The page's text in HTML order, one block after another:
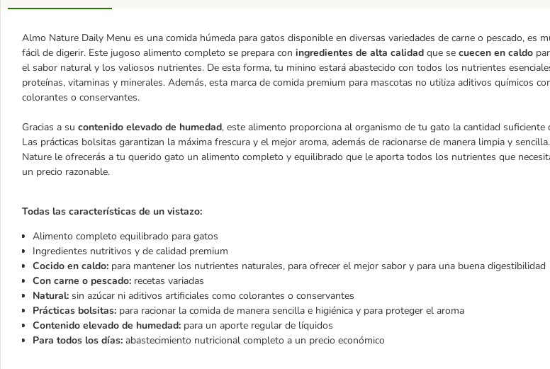
Almo Nature Daily Menu es una comida húmeda para gatos disponible en diversas variedades de carne o pescado, es
fácil de digerir. Este jugoso alimento completo se prepara con ingredientes de alta calidad que se cuecen en caldo
el sabor natural y los valiosos nutrientes. De esta forma, tu minino estará abastecido con todos los nutrientes
proteínas, vitaminas y minerales. Además, esta marca de comida premium para mascotas no utiliza aditivos químicos
colorantes o conservantes.
Gracias a su contenido elevado de humedad, este alimento proporciona al organismo de tu gato la cantidad suficiente
Las prácticas bolsitas garantizan la máxima frescura y el mejor aroma, además de racionarse de manera limpia y
Nature le ofrecerás a tu querido gato un alimento completo y equilibrado que le aporta todos los nutrientes que
un precio razonable.
Todas las características de un vistazo:
Alimento completo equilibrado para gatos
Ingredientes nutritivos y de calidad premium
Cocido en caldo: para mantener los nutrientes naturales, para ofrecer el mejor sabor y para una buena digestibilidad
Con carne o pescado: recetas variadas
Natural: sin azúcar ni aditivos artificiales como colorantes o conservantes
Prácticas bolsitas: para racionar la comida de manera sencilla e higiénica y para proteger el aroma
Contenido elevado de humedad: para un aporte regular de líquidos
Para todos los días: abastecimiento nutricional completo a un precio económico